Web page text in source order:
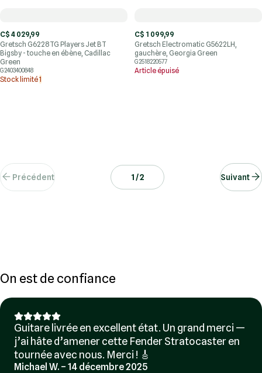
C$ 4 029,99
Gretsch G6228TG Players Jet BT
Bigsby - touche en ébène, Cadillac
Green
G2403400848
Stock limité1
C$ 1 099,99
Gretsch Electromatic G5622LH,
gauchère, Georgia Green
G2518220577
Article épuisé
Précédent 1 / 2 Suivant
On est de confiance
Guitare livrée en excellent état. Un grand merci —
j’ai hâte d’amener cette Fender Stratocaster en
tournée avec nous. Merci ! 🎸
Michael W. – 14 décembre 2025